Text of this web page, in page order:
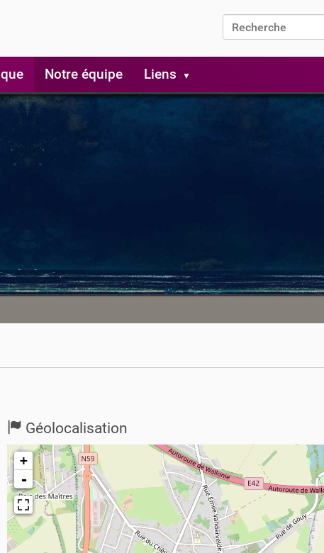
Notre équipe Liens
Géolocalisation
+
-